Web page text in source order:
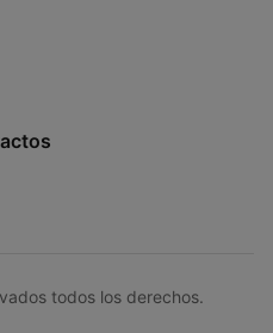
todos los derechos.